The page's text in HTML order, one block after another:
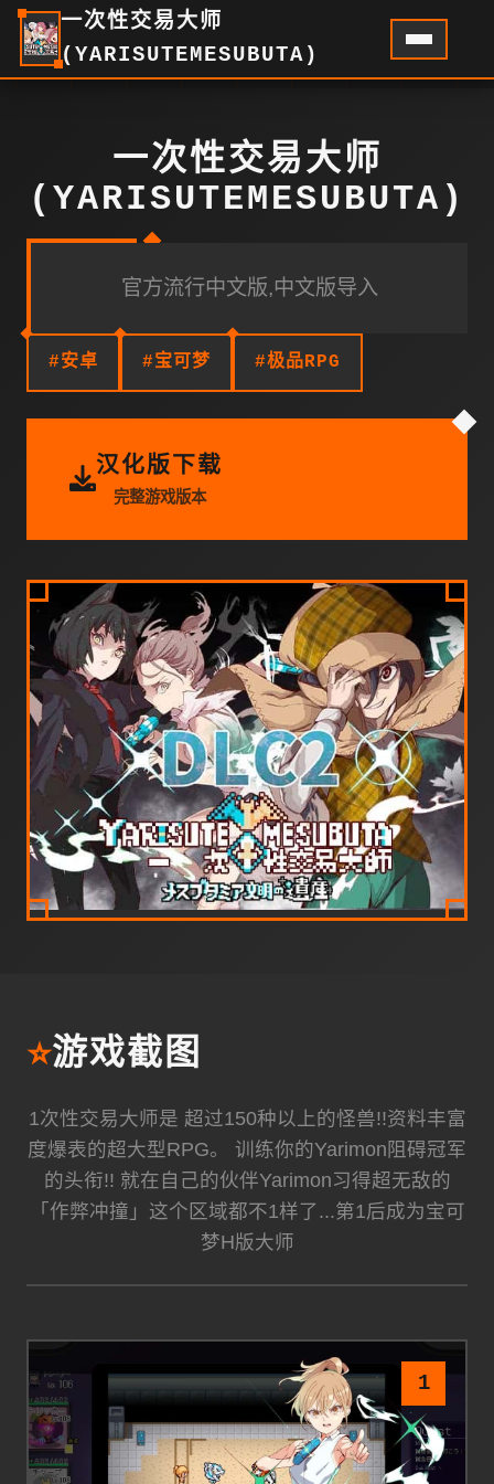
一次性交易大师
(YARISUTEMESUBUTA)
一次性交易大师
(YARISUTEMESUBUTA)
官方流行中文版,中文版导入
#安卓 #宝可梦 #极品RPG
汉化版下载
完整游戏版本
⭐游戏截图
1次性交易大师是 超过150种以上的怪兽!!资料丰富
度爆表的超大型RPG。 训练你的Yarimon阻碍冠军
的头衔!! 就在自己的伙伴Yarimon习得超无敌的
「作弊冲撞」这个区域都不1样了...第1后成为宝可
梦H版大师
1